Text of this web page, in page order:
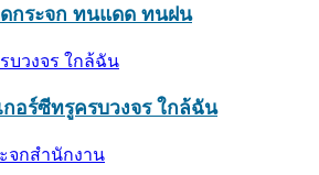
กระจก ทนแดด ทนฝน
กอร์ซีทรูครบวงจร ใกล้ฉัน